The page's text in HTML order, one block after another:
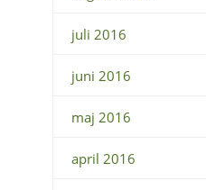
juli 2016
juni 2016
maj 2016
april 2016